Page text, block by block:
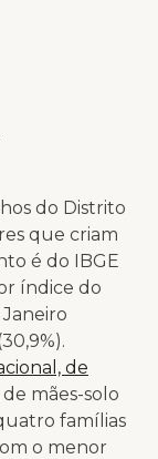
do Distrito
que criam
é do IBGE
índice do
Janeiro
de
mães-solo
famílias
o menor